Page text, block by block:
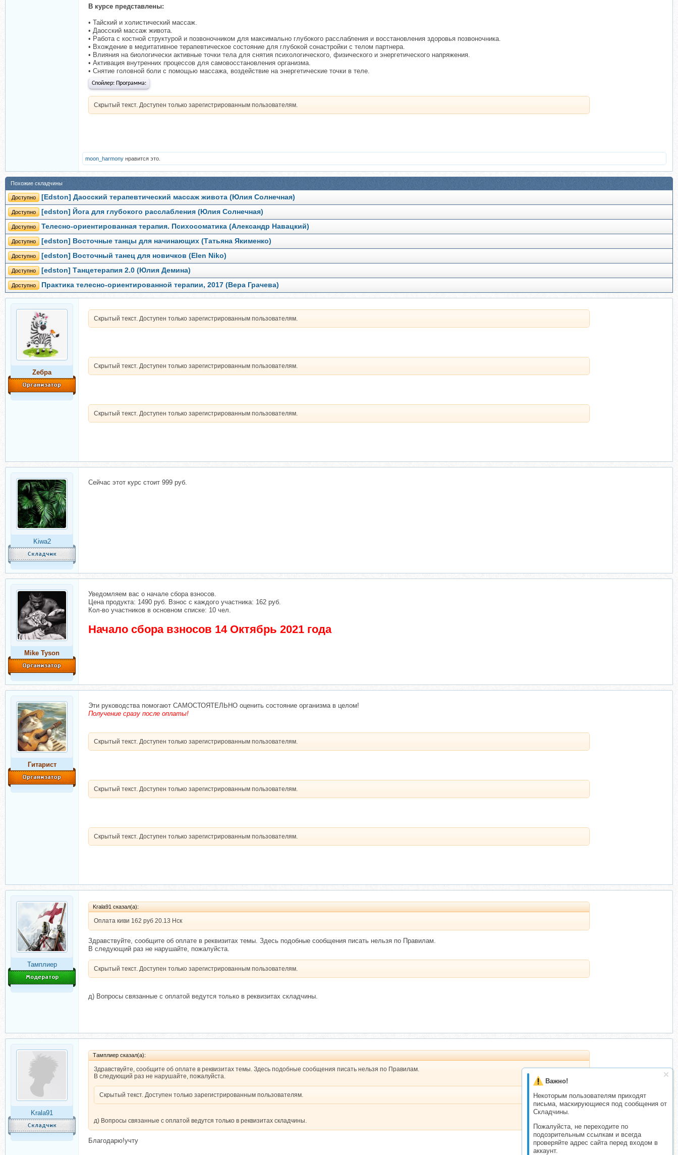
Важно!
Некоторым пользователям приходят
письма, маскирующиеся под сообщения от
Складчины.
Пожалуйста, не переходите по
подозрительным ссылкам и всегда
проверяйте адрес сайта перед входом в
аккаунт.
В курсе представлены:
• Тайский и холистический массаж.
• Даосский массаж живота.
• Работа с костной структурой и позвоночником для максимально глубокого расслабления и восстановления здоровья позвоночника.
• Вхождение в медитативное терапевтическое состояние для глубокой сонастройки с телом партнера.
• Влияния на биологически активные точки тела для снятия психологического, физического и энергетического напряжения.
• Активация внутренних процессов для самовосстановления организма.
• Снятие головной боли с помощью массажа, воздействие на энергетические точки в теле.
Спойлер: Программа:
Скрытый текст. Доступен только зарегистрированным пользователям.
moon_harmony нравится это.
Похожие складчины
Доступно [Edston] Даосский терапевтический массаж живота (Юлия Солнечная)
Доступно [edston] Йога для глубокого расслабления (Юлия Солнечная)
Доступно Телесно-ориентированная терапия. Психосоматика (Александр Навацкий)
Доступно [edston] Восточные танцы для начинающих (Татьяна Якименко)
Доступно [edston] Восточный танец для новичков (Elen Niko)
Доступно [edston] Танцетерапия 2.0 (Юлия Демина)
Доступно Практика телесно-ориентированной терапии, 2017 (Вера Грачева)
Zебра
Скрытый текст. Доступен только зарегистрированным пользователям.
Скрытый текст. Доступен только зарегистрированным пользователям.
Скрытый текст. Доступен только зарегистрированным пользователям.
Kiwa2
Сейчас этот курс стоит 999 руб.
Mike Tyson
Уведомляем вас о начале сбора взносов.
Цена продукта: 1490 руб. Взнос с каждого участника: 162 руб.
Кол-во участников в основном списке: 10 чел.
Начало сбора взносов 14 Октябрь 2021 года
Гитарист
Эти руководства помогают САМОСТОЯТЕЛЬНО оценить состояние организма в целом!
Получение сразу после оплаты!
Скрытый текст. Доступен только зарегистрированным пользователям.
Скрытый текст. Доступен только зарегистрированным пользователям.
Скрытый текст. Доступен только зарегистрированным пользователям.
Тамплиер
Krala91 сказал(а):
Оплата киви 162 руб 20.13 Нск
Здравствуйте, сообщите об оплате в реквизитах темы. Здесь подобные сообщения писать нельзя по Правилам.
В следующий раз не нарушайте, пожалуйста.
Скрытый текст. Доступен только зарегистрированным пользователям.
д) Вопросы связанные с оплатой ведутся только в реквизитах складчины.
Krala91
Тамплиер сказал(а):
Здравствуйте, сообщите об оплате в реквизитах темы. Здесь подобные сообщения писать нельзя по Правилам.
В следующий раз не нарушайте, пожалуйста.
Скрытый текст. Доступен только зарегистрированным пользователям.
д) Вопросы связанные с оплатой ведутся только в реквизитах складчины.
Благодарю!учту